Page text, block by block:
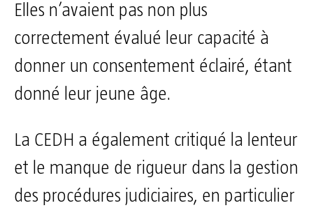
Elles n’avaient pas non plus
correctement évalué leur capacité à
donner un consentement éclairé, étant
donné leur jeune âge.
La CEDH a également critiqué la lenteur
et le manque de rigueur dans la gestion
des procédures judiciaires, en particulier